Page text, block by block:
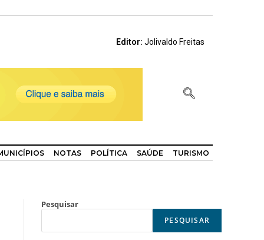
Editor:Jolivaldo Freitas
NOTAS POLÍTICA SAÚDE TURISMO
Pesquisar
PESQUISAR